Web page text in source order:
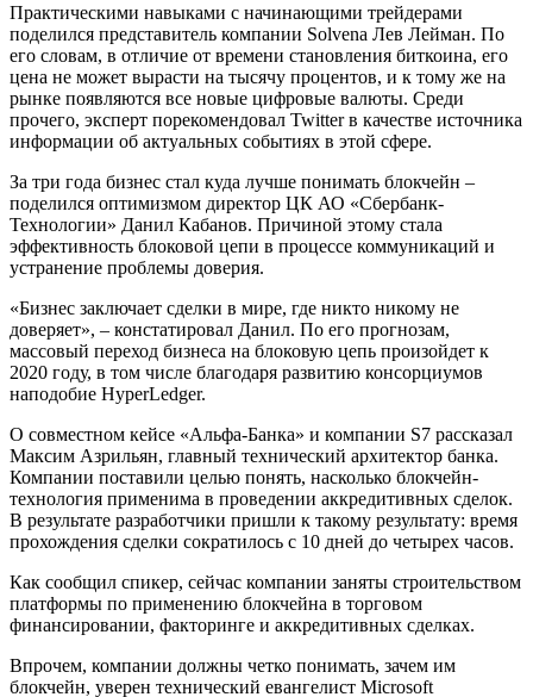
Практическими навыками с начинающими трейдерами
поделился представитель компании Solvena Лев Лейман. По
его словам, в отличие от времени становления биткоина, его
цена не может вырасти на тысячу процентов, и к тому же на
рынке появляются все новые цифровые валюты. Среди
прочего, эксперт порекомендовал Twitter в качестве источника
информации об актуальных событиях в этой сфере.
За три года бизнес стал куда лучше понимать блокчейн –
поделился оптимизмом директор ЦК АО «Сбербанк-
Технологии» Данил Кабанов. Причиной этому стала
эффективность блоковой цепи в процессе коммуникаций и
устранение проблемы доверия.
«Бизнес заключает сделки в мире, где никто никому не
доверяет», – констатировал Данил. По его прогнозам,
массовый переход бизнеса на блоковую цепь произойдет к
2020 году, в том числе благодаря развитию консорциумов
наподобие HyperLedger.
О совместном кейсе «Альфа-Банка» и компании S7 рассказал
Максим Азрильян, главный технический архитектор банка.
Компании поставили целью понять, насколько блокчейн-
технология применима в проведении аккредитивных сделок.
В результате разработчики пришли к такому результату: время
прохождения сделки сократилось с 10 дней до четырех часов.
Как сообщил спикер, сейчас компании заняты строительством
платформы по применению блокчейна в торговом
финансировании, факторинге и аккредитивных сделках.
Впрочем, компании должны четко понимать, зачем им
блокчейн, уверен технический евангелист Microsoft